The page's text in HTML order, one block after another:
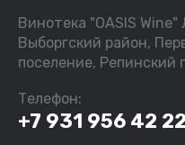
Винотека "OASIS
Выборгский район,
поселение, Репинский
Телефон:
+7 931 956 42 22